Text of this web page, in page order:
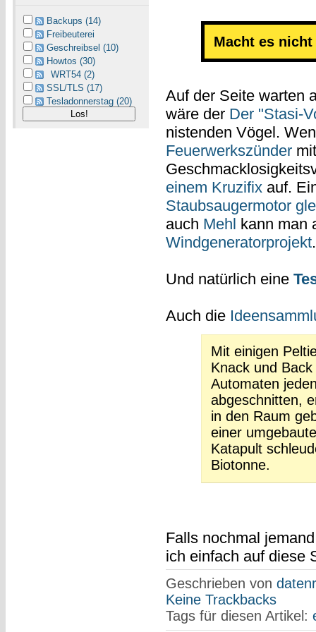
Backups (14)
Freibeuterei
Geschreibsel (10)
Howtos (30)
WRT54 (2)
SSL/TLS (17)
Tesladonnerstag (20)
Macht es
Auf der Seite warten
wäre der Der "Stasi-
nistenden Vögel.
Feuerwerkszündermit
einem Kruzifixauf.
Staubsaugermotor
auch Mehl kann man
Windgeneratorprojekt.
Und natürlich eine
Auch die
Mit einigen
Knack und
Automaten
abgeschnitten,
in den Raum
einer
Katapult
Biotonne.
Falls nochmal
ich einfach auf diese
Geschrieben von
Keine Trackbacks
Tags für diesen Artikel: